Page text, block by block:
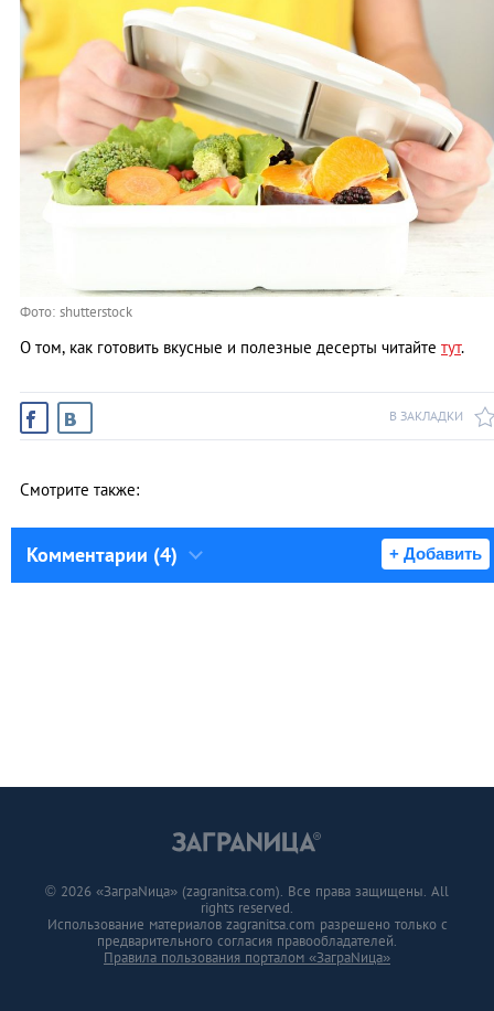
Фото: shutterstock
О том, как готовить вкусные и полезные десерты читайте тут.
В ЗАКЛАДКИ
Смотрите также:
Комментарии (4) + Добавить
© 2026 «ЗаграNица» (zagranitsa.com). Все права защищены. All
rights reserved.
Использование материалов zagranitsa.com разрешено только с
предварительного согласия правообладателей.
Правила пользования порталом «ЗаграNица»